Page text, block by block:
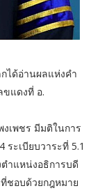
ได้อ่านผลแห่งคำ
แดงที่ อ.
เพชร มีมติในการ
ะเบียบวาระที่ 5.1
ำแหน่งอธิการบดี
ชอบด้วยกฎหมาย